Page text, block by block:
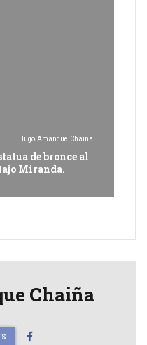
Hugo Amanque Chaiña
de bronce al
Miranda.
Chaiña